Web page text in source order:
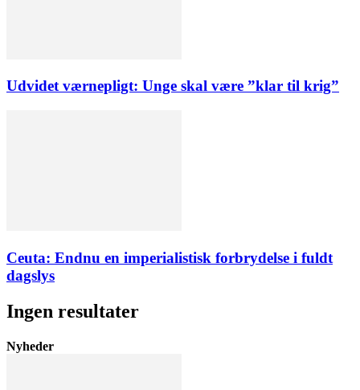
Udvidet værnepligt: Unge skal være ”klar til krig”
Ceuta: Endnu en imperialistisk forbrydelse i fuldt
dagslys
Ingen resultater
Nyheder